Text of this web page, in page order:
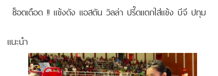
ช็อตเดือด !! แข้งดัง แอสตัน วิลล่า ปรี๊ดแตกใส่แข้ง บีจี ปทุม
แนะนำ